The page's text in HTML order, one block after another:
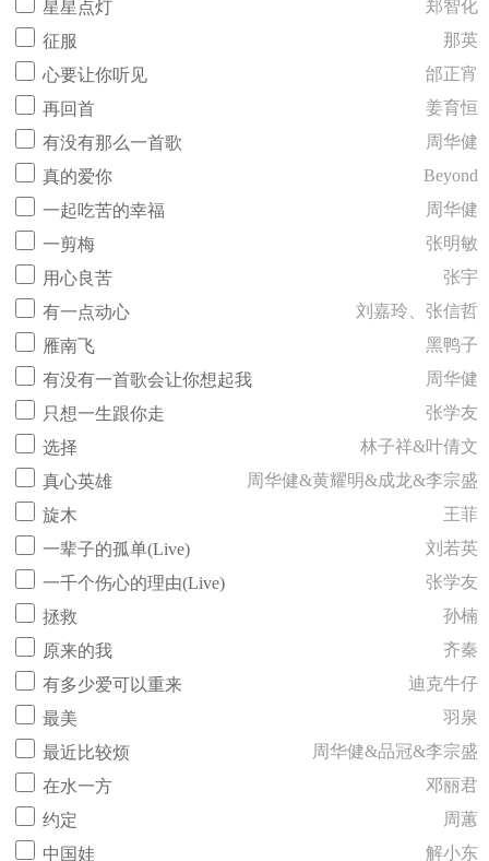
星星点灯
郑智化
征服
那英
心要让你听见
邰正宵
再回首
姜育恒
有没有那么一首歌
周华健
真的爱你
Beyond
一起吃苦的幸福
周华健
一剪梅
张明敏
用心良苦
张宇
有一点动心
刘嘉玲、张信哲
雁南飞
黑鸭子
有没有一首歌会让你想起我
周华健
只想一生跟你走
张学友
选择
林子祥&叶倩文
真心英雄
周华健&黄耀明&成龙&李宗盛
旋木
王菲
一辈子的孤单(Live)
刘若英
一千个伤心的理由(Live)
张学友
拯救
孙楠
原来的我
齐秦
有多少爱可以重来
迪克牛仔
最美
羽泉
最近比较烦
周华健&品冠&李宗盛
在水一方
邓丽君
约定
周蕙
中国娃
解小东